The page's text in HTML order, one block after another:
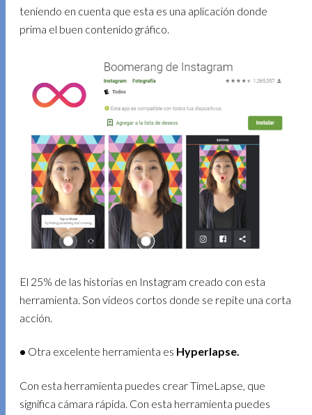
teniendo en cuenta que esta es una aplicación donde
prima el buen contenido gráfico.
El 25% de las historias en Instagram creado con esta
herramienta. Son videos cortos donde se repite una corta
acción.
• Otra excelente herramienta es Hyperlapse.
Con esta herramienta puedes crear TimeLapse, que
significa cámara rápida. Con esta herramienta puedes